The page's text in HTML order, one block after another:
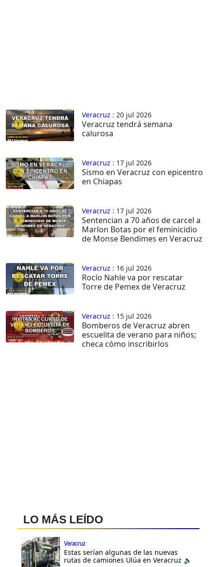
Veracruz : 20 jul 2026
Veracruz tendrá semana
calurosa
Veracruz : 17 jul 2026
Sismo en Veracruz con epicentro
en Chiapas
Veracruz : 17 jul 2026
Sentencian a 70 años de carcel a
Marlon Botas por el feminicidio
de Monse Bendimes en Veracruz
Veracruz : 16 jul 2026
Rocío Nahle va por rescatar
Torre de Pemex de Veracruz
Veracruz : 15 jul 2026
Bomberos de Veracruz abren
escuelita de verano para niños;
checa cómo inscribirlos
LO MÁS LEÍDO
Veracruz
Estas serían algunas de las nuevas
rutas de camiones Ulúa en Veracruz 🔈